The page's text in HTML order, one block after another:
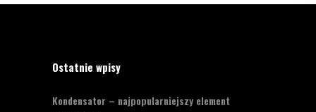
Ostatnie wpisy
Kondensator – najpopularniejszy element